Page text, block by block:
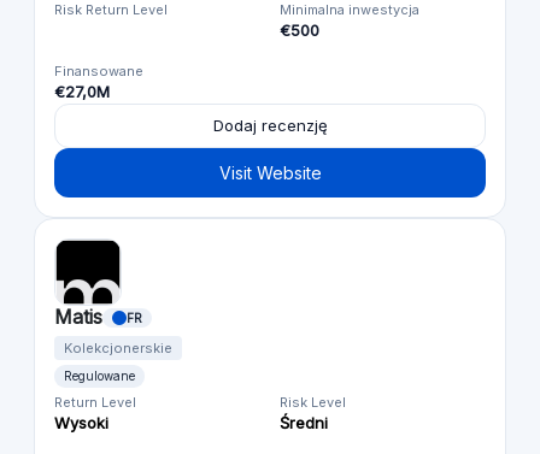
Risk Return Level Minimalna inwestycja
€500
Finansowane
€27,0M
Dodaj recenzję
Visit Website
Matis FR
Kolekcjonerskie
Regulowane
Return Level
Wysoki
Risk Level
Średni